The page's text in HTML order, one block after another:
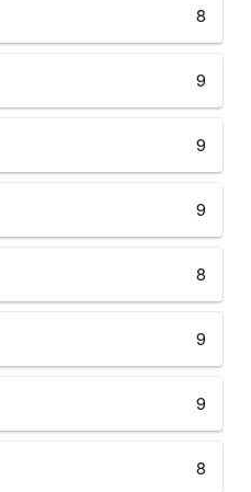
8
9
9
9
8
9
9
8